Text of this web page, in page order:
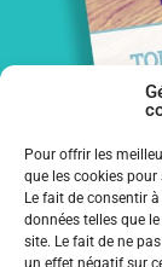
Pour offrir les
que les cookies
Le fait de consentir
données telles que
site. Le fait de ne
un effet négatif sur